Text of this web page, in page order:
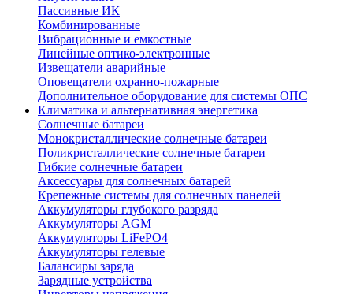
Пассивные ИК
Комбинированные
Вибрационные и емкостные
Линейные оптико-электронные
Извещатели аварийные
Оповещатели охранно-пожарные
Дополнительное оборудование для системы ОПС
Климатика и альтернативная энергетика
Солнечные батареи
Монокристаллические солнечные батареи
Поликристаллические солнечные батареи
Гибкие солнечные батареи
Аксессуары для солнечных батарей
Крепежные системы для солнечных панелей
Аккумуляторы глубокого разряда
Аккумуляторы AGM
Аккумуляторы LiFePO4
Аккумуляторы гелевые
Балансиры заряда
Зарядные устройства